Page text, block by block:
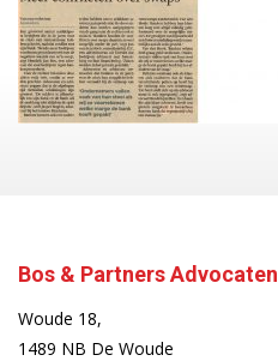
Bos & Partners Advocaten
Woude 18,
1489 NB De Woude